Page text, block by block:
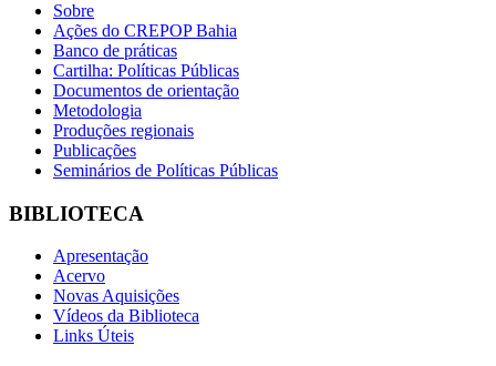
Sobre
Ações do CREPOP Bahia
Banco de práticas
Cartilha: Políticas Públicas
Documentos de orientação
Metodologia
Produções regionais
Publicações
Seminários de Políticas Públicas
BIBLIOTECA
Apresentação
Acervo
Novas Aquisições
Vídeos da Biblioteca
Links Úteis